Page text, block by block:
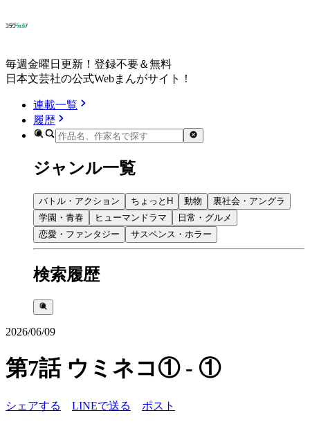
毎週金曜日更新！登録不要＆無料
日本文芸社の公式Webまんがサイト！
連載一覧
履歴
ジャンル一覧
バトル・アクション ちょっとH 動物
裏社会・アングラ
学園・青春
ヒューマンドラマ
日常・グルメ
恋愛・ファンタジー
サスペンス・ホラー
検索履歴
2026/06/09
第7話 ウミネコ① - ①
シェアする LINEで送る ポスト